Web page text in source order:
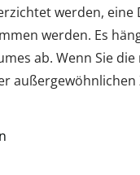
werden, eine
werden. Es
ab. Wenn Sie